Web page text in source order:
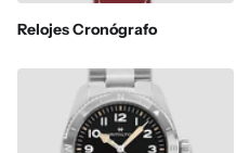
Relojes Cronógrafo